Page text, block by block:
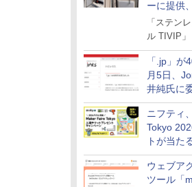
ーに提供
証実験で
「ステン
ル TIVIP」
「.jp」
月5日、
井純氏に
ニフティ
Tokyo
トが当た
で実施。
ウェブア
ツール「